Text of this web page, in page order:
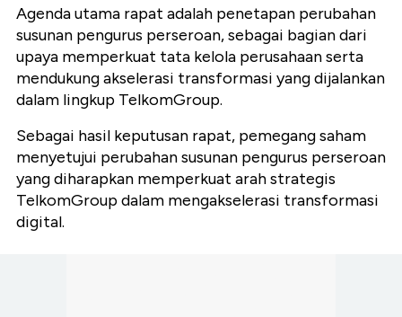
Agenda utama rapat adalah penetapan perubahan
susunan pengurus perseroan, sebagai bagian dari
upaya memperkuat tata kelola perusahaan serta
mendukung akselerasi transformasi yang dijalankan
dalam lingkup TelkomGroup.
Sebagai hasil keputusan rapat, pemegang saham
menyetujui perubahan susunan pengurus perseroan
yang diharapkan memperkuat arah strategis
TelkomGroup dalam mengakselerasi transformasi
digital.